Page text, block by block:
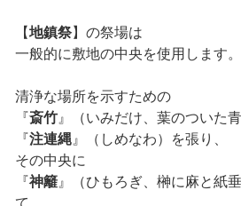
【地鎮祭】の祭場は
一般的に敷地の中央を使用します。
清浄な場所を示すための
『斎竹』（いみだけ、葉のついた
『注連縄』（しめなわ）を張り、
その中央に
『神籬』（ひもろぎ、榊に麻と紙